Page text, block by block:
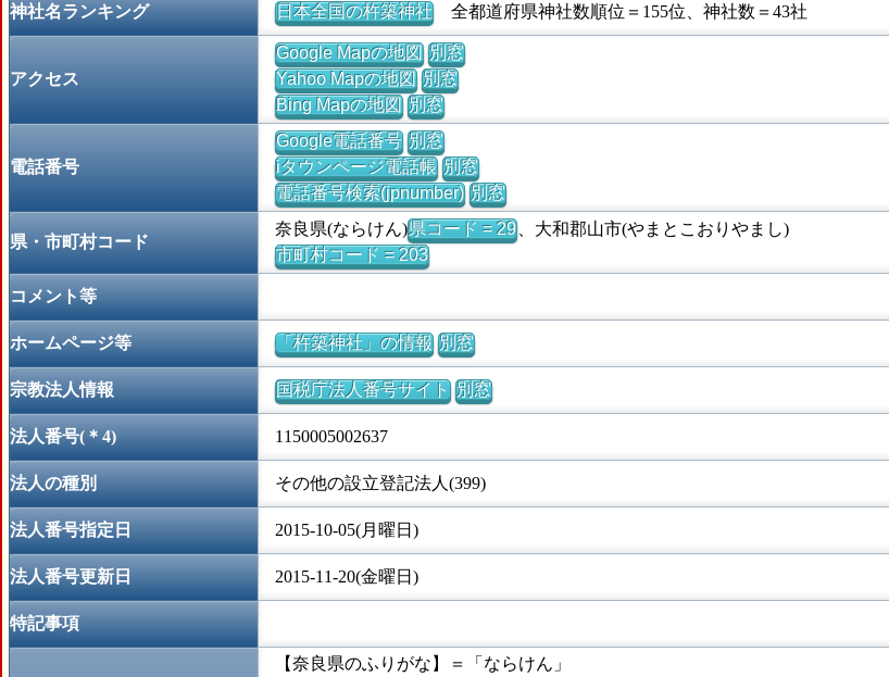
神社名ランキング 日本全国の杵築神社全都道府県神社数順位＝155位、神社数＝43社
アクセス
Google Mapの地図 別窓
Yahoo Mapの地図 別窓
Bing Mapの地図 別窓
電話番号
Google電話番号 別窓
iタウンページ電話帳 別窓
電話番号検索(jpnumber) 別窓
県・市町村コード
奈良県(ならけん)県コード = 29、大和郡山市(やまとこおりやまし)
市町村コード = 203
コメント等
ホームページ等 「杵築神社」の情報 別窓
宗教法人情報 国税庁法人番号サイト 別窓
法人番号(＊4) 1150005002637
法人の種別 その他の設立登記法人(399)
法人番号指定日 2015-10-05(月曜日)
法人番号更新日 2015-11-20(金曜日)
特記事項
【奈良県のふりがな】＝「ならけん」